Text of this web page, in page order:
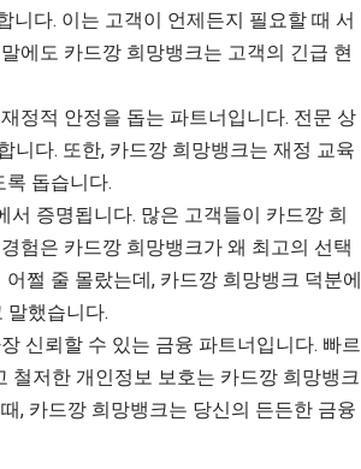
다. 이는 고객이 언제든지 필요할 때 서
에도 카드깡 희망뱅크는 고객의 긴급 현
정적 안정을 돕는 파트너입니다. 전문 상
니다. 또한, 카드깡 희망뱅크는 재정 교육
돕습니다.
증명됩니다. 많은 고객들이 카드깡 희
험은 카드깡 희망뱅크가 왜 최고의 선택
쩔 줄 몰랐는데, 카드깡 희망뱅크 덕분에
말했습니다.
신뢰할 수 있는 금융 파트너입니다. 빠르
철저한 개인정보 보호는 카드깡 희망뱅크
, 카드깡 희망뱅크는 당신의 든든한 금융